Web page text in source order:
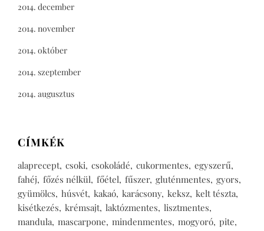
2014. december
2014. november
2014. október
2014. szeptember
2014. augusztus
CÍMKÉK
alaprecept csoki csokoládé cukormentes egyszerű
fahéj főzés nélkül főétel fűszer gluténmentes gyors
gyümölcs húsvét kakaó karácsony keksz kelt tészta
kisétkezés krémsajt laktózmentes lisztmentes
mandula mascarpone mindenmentes mogyoró pite